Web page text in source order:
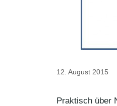
12. August 2015
Praktisch über